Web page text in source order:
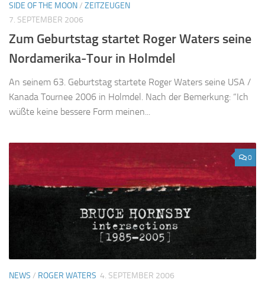
SIDE OF THE MOON/ ZEITZEUGEN
7. SEPTEMBER 2006
Zum Geburtstag startet Roger Waters seine
Nordamerika-Tour in Holmdel
An seinem 63. Geburtstag startete Roger Waters seine USA /
Kanada Tournee 2006 in Holmdel. Nach der Bemerkung: “Ich
wüßte keine bessere Form meinen...
0
NEWS / ROGER WATERS 4. SEPTEMBER 2006